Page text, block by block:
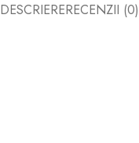
DESCRIERERECENZII (0)